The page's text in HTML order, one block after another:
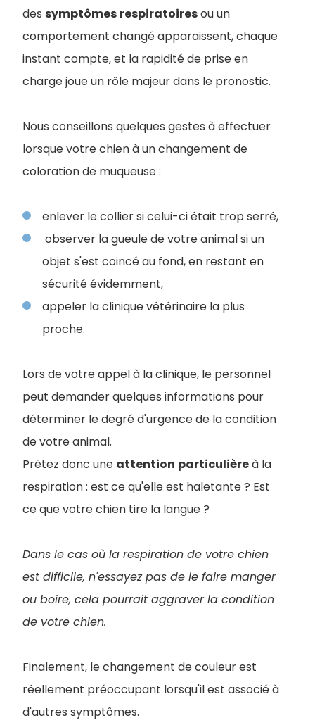
des symptômes respiratoiresou un
comportement changé apparaissent, chaque
instant compte, et la rapidité de prise en
charge joue un rôle majeur dans le pronostic.
Nous conseillons quelques gestes à effectuer
lorsque votre chien à un changement de
coloration de muqueuse :
enlever le collier si celui-ci était trop serré,
observer la gueule de votre animal si un
objet s'est coincé au fond, en restant en
sécurité évidemment,
appeler la clinique vétérinaire la plus
proche.
Lors de votre appel à la clinique, le personnel
peut demander quelques informations pour
déterminer le degré d'urgence de la condition
de votre animal.
Prêtez donc une attention particulièreà la
respiration : est ce qu'elle est haletante ? Est
ce que votre chien tire la langue ?
Dans le cas où la respiration de votre chien
est difficile, n'essayez pas de le faire manger
ou boire, cela pourrait aggraver la condition
de votre chien.
Finalement, le changement de couleur est
réellement préoccupant lorsqu'il est associé à
d'autres symptômes.